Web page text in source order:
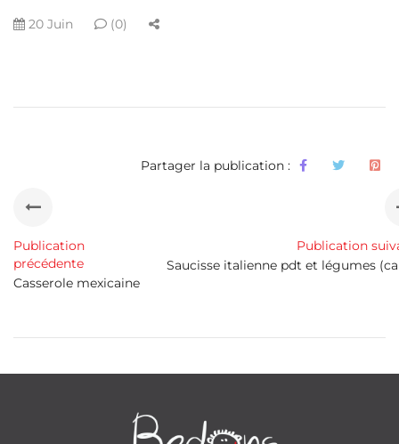
20 Juin (0)
Partager la publication :
Publication
précédente
Casserole mexicaine
Publication
Saucisse italienne pdt et légumes